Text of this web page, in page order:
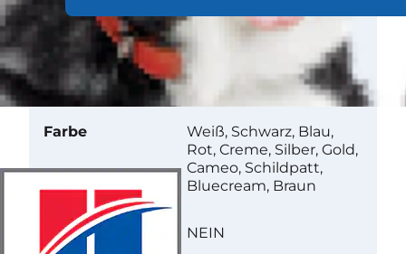
Länge Lang
Beschaffenheit Gerade
Farbe
Weiß, Schwarz, Blau,
Rot, Creme, Silber, Gold,
Cameo, Schildpatt,
Bluecream, Braun
Wenig allergen NEIN